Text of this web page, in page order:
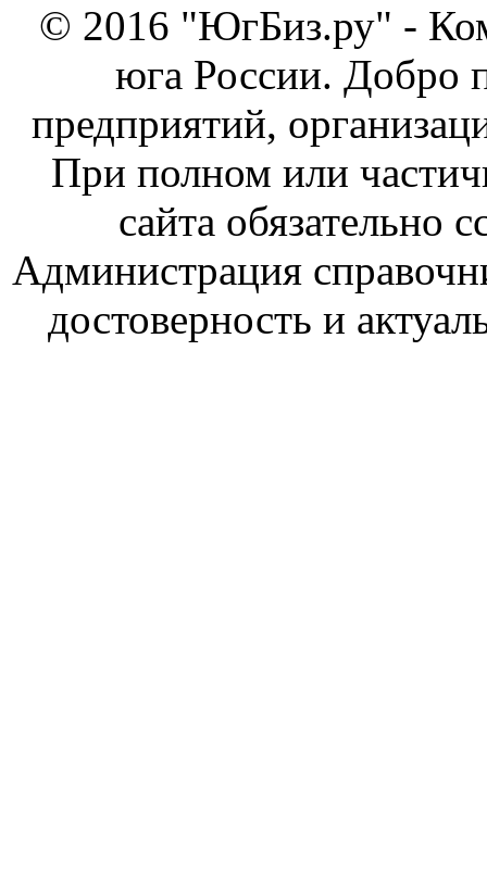
© 2016 "ЮгБиз.ру" -
юга России. Добро
предприятий,
При полном или
сайта обязательно
Администрация
достоверность и